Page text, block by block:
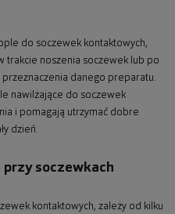
do soczewek kontaktowych,
trakcie noszenia soczewek lub po
przeznaczenia danego preparatu.
nawilżające do soczewek
i pomagają utrzymać dobre
dzień.
przy soczewkach
kontaktowych, zależy od kilku